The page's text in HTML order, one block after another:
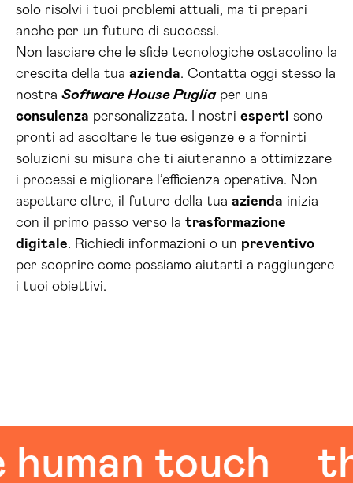
solo risolvi i tuoi problemi attuali, ma ti prepari
anche per un futuro di successi.
Non lasciare che le sfide tecnologiche ostacolino la
crescita della tua azienda. Contatta oggi stesso la
nostra Software House Pugliaper una
consulenza personalizzata. I nostri esperti sono
pronti ad ascoltare le tue esigenze e a fornirti
soluzioni su misura che ti aiuteranno a ottimizzare
i processi e migliorare l’efficienza operativa. Non
aspettare oltre, il futuro della tua azienda inizia
con il primo passo verso la trasformazione
digitale. Richiedi informazioni o un preventivo
per scoprire come possiamo aiutarti a raggiungere
i tuoi obiettivi.
touch the